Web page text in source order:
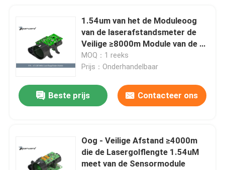
1.54um van het de Moduleoog
van de laserafstandsmeter de
Veilige ≥8000m Module van de de
Thermische Weergavesensor
MOQ：1 reeks
Prijs：Onderhandelbaar
Beste prijs Contacteer ons
Oog - Veilige Afstand ≥4000m
die de Lasergolflengte 1.54uM
meet van de Sensormodule